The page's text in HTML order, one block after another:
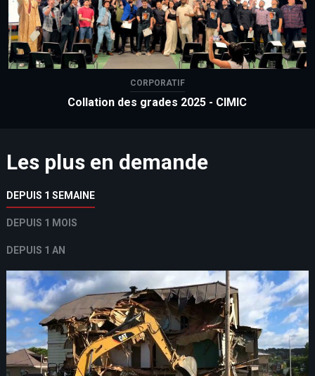
CORPORATIF
Collation des grades 2025 - CIMIC
Les plus en demande
DEPUIS 1 SEMAINE
DEPUIS 1 MOIS
DEPUIS 1 AN